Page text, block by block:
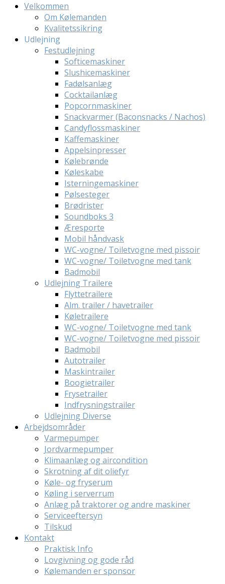
Velkommen
Om Kølemanden
Kvalitetssikring
Udlejning
Festudlejning
Softicemaskiner
Slushicemaskiner
Fadølsanlæg
Cocktailanlæg
Popcornmaskiner
Snackvarmer (Baconsnacks / Nachos)
Candyflossmaskiner
Kaffemaskiner
Appelsinpresser
Kølebrønde
Køleskabe
Isterningemaskiner
Pølsesteger
Brødrister
Soundboks 3
Æresporte
Mobil håndvask
WC-vogne/ Toiletvogne med pissoir
WC-vogne/ Toiletvogne med tank
Badmobil
Udlejning Trailere
Flyttetrailere
Alm. trailer / havetrailer
Køletrailere
WC-vogne/ Toiletvogne med tank
WC-vogne/ Toiletvogne med pissoir
Badmobil
Autotrailer
Maskintrailer
Boogietrailer
Frysetrailer
Indfrysningstrailer
Udlejning Diverse
Arbejdsområder
Varmepumper
Jordvarmepumper
Klimaanlæg og aircondition
Skrotning af dit oliefyr
Køle- og fryserum
Køling i serverrum
Anlæg på traktorer og andre maskiner
Serviceeftersyn
Tilskud
Kontakt
Praktisk Info
Lovgivning og gode råd
Kølemanden er sponsor